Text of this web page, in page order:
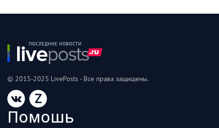
© 2015-2025 LivePosts - Все права защищены.
Z
Помошь